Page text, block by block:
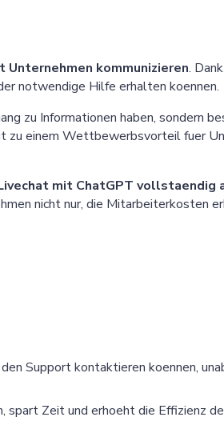
kommunizieren.
notwendige Hilfe erhalten koennen.
zu Informationen haben, sondern
zu einem Wettbewerbsvorteil fuer
mit ChatGPT vollstaendig
nicht nur, die Mitarbeiterkosten
Support kontaktieren koennen,
Zeit und erhoeht die Effizienz
Chaterimo